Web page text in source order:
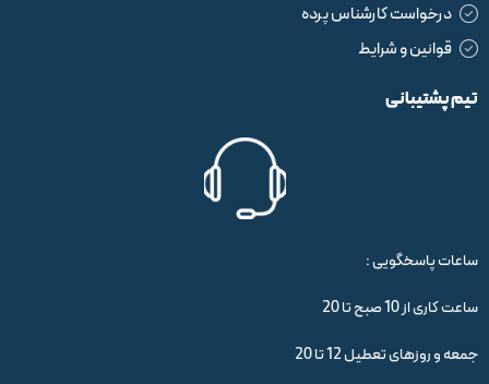
درخواست کارشناس پرده
قوانین و شرایط
تیم پشتیبانی
ساعات پاسخگویی :
ساعت کاری از 10 صبح تا 20
جمعه و روزهای تعطیل 12 تا 20